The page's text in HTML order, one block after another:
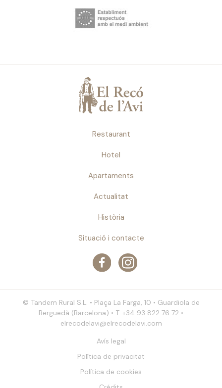
Restaurant
Hotel
Apartaments
Actualitat
Història
Situació i contacte
© Tandem Rural S.L. • Plaça La Farga, 10 • Guardiola de
Berguedà (Barcelona) • T. +34 93 822 76 72 •
elrecodelavi@elrecodelavi.com
Avís legal
Política de privacitat
Política de cookies